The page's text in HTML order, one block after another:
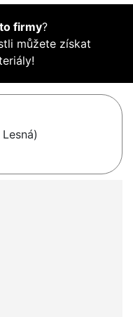
firmy?
můžete získat